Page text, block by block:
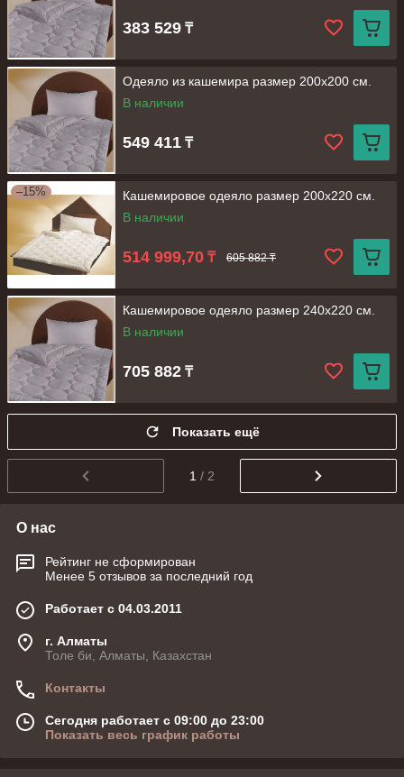
383 529 ₸
Одеяло из кашемира размер 200х200 см.
В наличии
549 411 ₸
–15%
Кашемировое одеяло размер 200х220 см.
В наличии
514 999,70 ₸ 605 882 ₸
Кашемировое одеяло размер 240х220 см.
В наличии
705 882 ₸
Показать ещё
1 / 2
О нас
Рейтинг не сформирован
Менее 5 отзывов за последний год
Работает с 04.03.2011
г. Алматы
Толе би, Алматы, Казахстан
Контакты
Сегодня работает с 09:00 до 23:00
Показать весь график работы